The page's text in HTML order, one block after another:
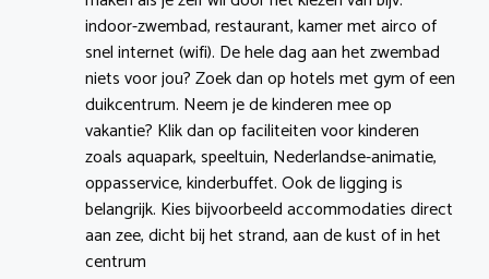
indoor-zwembad, restaurant, kamer met airco of
snel internet (wifi). De hele dag aan het zwembad
niets voor jou? Zoek dan op hotels met gym of een
duikcentrum. Neem je de kinderen mee op
vakantie? Klik dan op faciliteiten voor kinderen
zoals aquapark, speeltuin, Nederlandse-animatie,
oppasservice, kinderbuffet. Ook de ligging is
belangrijk. Kies bijvoorbeeld accommodaties direct
aan zee, dicht bij het strand, aan de kust of in het
centrum